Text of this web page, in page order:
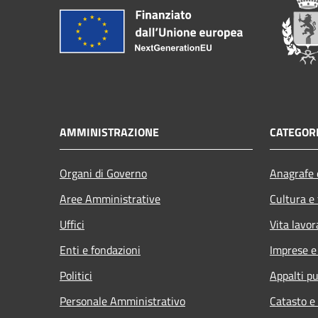
AMMINISTRAZIONE
Organi di Governo
Aree Amministrative
Uffici
Enti e fondazioni
Politici
Personale Amministrativo
Cultura
Vita
Imprese
Appalti
Catasto